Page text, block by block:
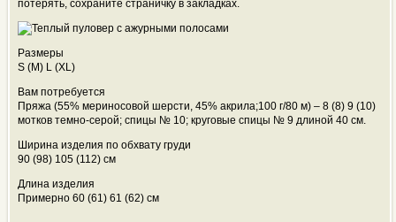
потерять, сохраните страничку в закладках.
Размеры
S (M) L (XL)
Вам потребуется
Пряжа (55% мериносовой шерсти, 45% акрила;100 г/80 м) – 8 (8) 9 (10)
мотков темно-серой; спицы № 10; круговые спицы № 9 длиной 40 см.
Ширина изделия по обхвату груди
90 (98) 105 (112) см
Длина изделия
Примерно 60 (61) 61 (62) см